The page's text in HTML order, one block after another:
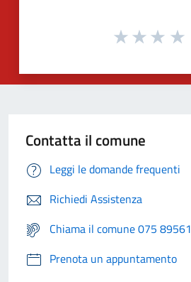
Contatta il comune
Leggi le domande frequenti
Richiedi Assistenza
Chiama il comune 075 89561
Prenota un appuntamento